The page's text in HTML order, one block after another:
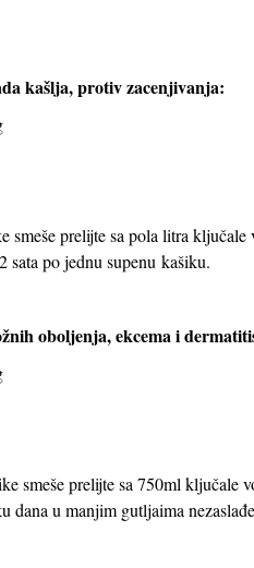
kašlja, protiv zacenjivanja:
smeše prelijte sa pola litra
sata po jednu supenu kašiku.
oboljenja, ekcema i
smeše prelijte sa 750ml ključale
dana u manjim gutljaima